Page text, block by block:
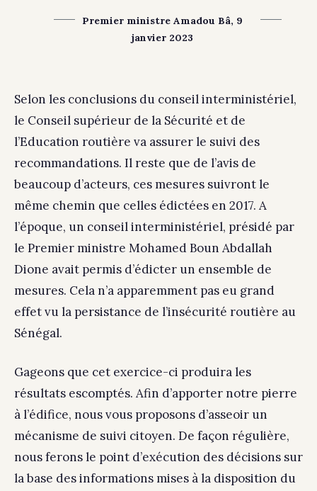
Premier ministre Amadou Bâ, 9
janvier 2023
Selon les conclusions du conseil interministériel,
le Conseil supérieur de la Sécurité et de
l’Education routière va assurer le suivi des
recommandations. Il reste que de l’avis de
beaucoup d’acteurs, ces mesures suivront le
même chemin que celles édictées en 2017. A
l’époque, un conseil interministériel, présidé par
le Premier ministre Mohamed Boun Abdallah
Dione avait permis d’édicter un ensemble de
mesures. Cela n’a apparemment pas eu grand
effet vu la persistance de l’insécurité routière au
Sénégal.
Gageons que cet exercice-ci produira les
résultats escomptés. Afin d’apporter notre pierre
à l’édifice, nous vous proposons d’asseoir un
mécanisme de suivi citoyen. De façon régulière,
nous ferons le point d’exécution des décisions sur
la base des informations mises à la disposition du